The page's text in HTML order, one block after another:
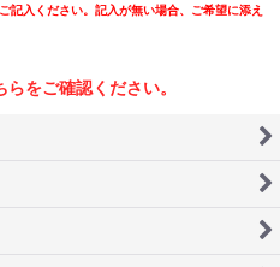
ください。記入が無い場合、ご希望に添え
をご確認ください。